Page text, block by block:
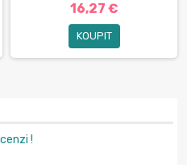
16,27 €
KOUPIT
!